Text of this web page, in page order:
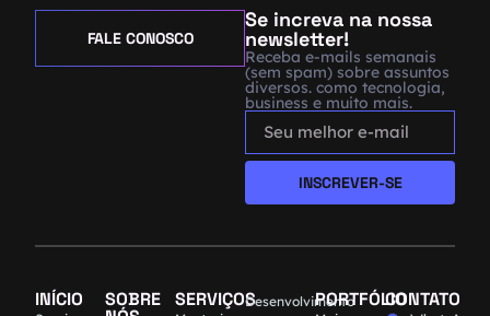
Se increva na nossa
newsletter!
Receba e-mails semanais
(sem spam) sobre assuntos
diversos. como tecnologia,
business e muito mais.
INSCREVER-SE
FALE CONOSCO
INÍCIO SOBRE SERVIÇOSDesenvolvimentoPORTFÓLIOCONTATO